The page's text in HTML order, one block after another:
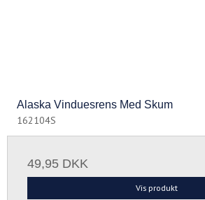
Alaska Vinduesrens Med Skum
162104S
49,95 DKK
Vis produkt